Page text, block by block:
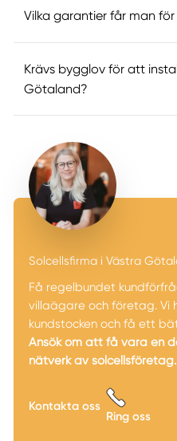
Vilka garantier får man för
Krävs bygglov för att
Götaland?
Solcellsfirma i Västra
Få regelbundet
villaägare och företag. Vi
kundstocken och få ett
Ansök om att få vara en
nätverk av solcellsföretag.
Kontakta oss
Ring oss